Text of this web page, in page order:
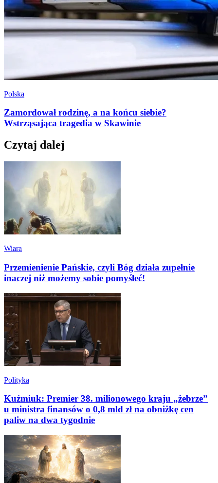
Polska
Zamordował rodzinę, a na końcu siebie?
Wstrząsająca tragedia w Skawinie
Czytaj dalej
Wiara
Przemienienie Pańskie, czyli Bóg działa zupełnie
inaczej niż możemy sobie pomyśleć!
Polityka
Kuźmiuk: Premier 38. milionowego kraju „żebrze”
u ministra finansów o 0,8 mld zł na obniżkę cen
paliw na dwa tygodnie